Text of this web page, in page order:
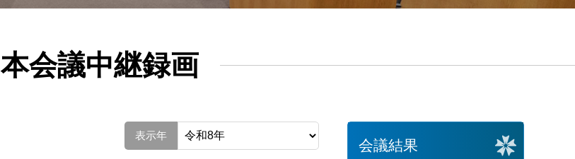
本会議中継録画
表示年
会議結果